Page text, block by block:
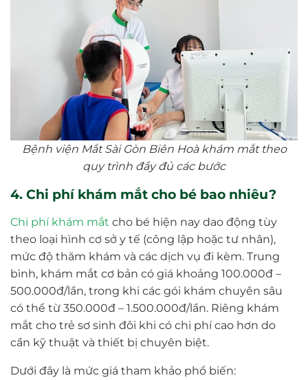
Bệnh viện Mắt Sài Gòn Biên Hoà khám mắt theo
quy trình đầy đủ các bước
4. Chi phí khám mắt cho bé bao nhiêu?
Chi phí khám mắt cho bé hiện nay dao động tùy
theo loại hình cơ sở y tế (công lập hoặc tư nhân),
mức độ thăm khám và các dịch vụ đi kèm. Trung
bình, khám mắt cơ bản có giá khoảng 100.000đ –
500.000đ/lần, trong khi các gói khám chuyên sâu
có thể từ 350.000đ – 1.500.000đ/lần. Riêng khám
mắt cho trẻ sơ sinh đôi khi có chi phí cao hơn do
cần kỹ thuật và thiết bị chuyên biệt.
Dưới đây là mức giá tham khảo phổ biến: